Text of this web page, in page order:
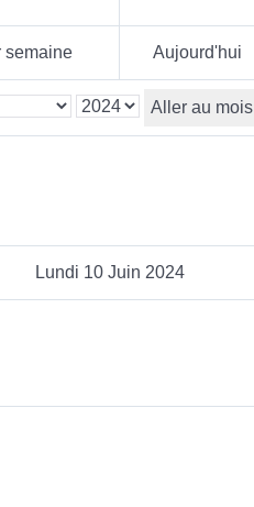
semaine Aujourd'hui
Aller au mois
Lundi 10 Juin 2024